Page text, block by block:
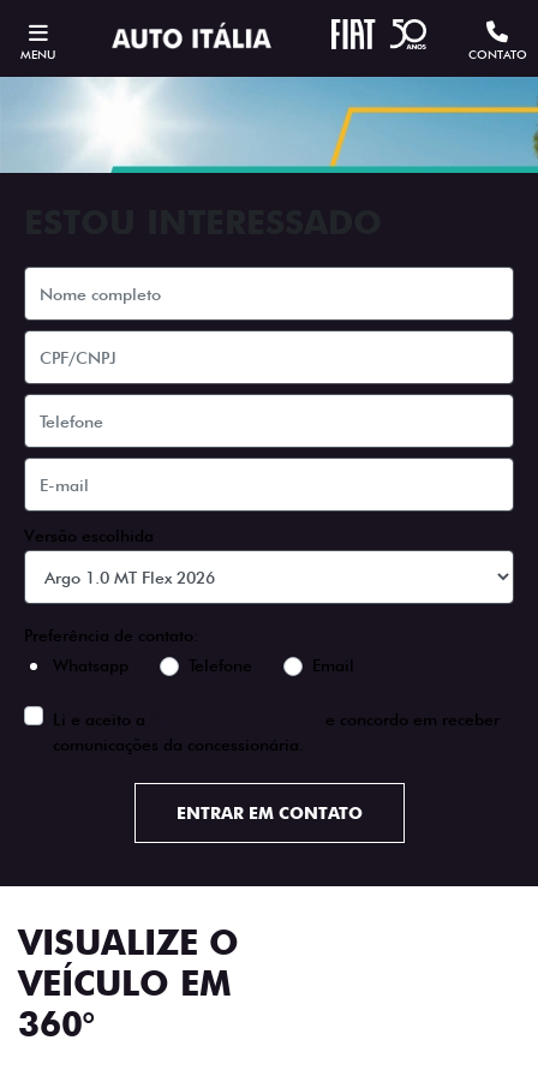
MENU CONTATO
Versão escolhida
Preferência de contato:
Whatsapp
Telefone Email
Li e aceito a
e concordo em receber
comunicações da concessionária.
ENTRAR EM CONTATO
VISUALIZE O
VEÍCULO EM
360°